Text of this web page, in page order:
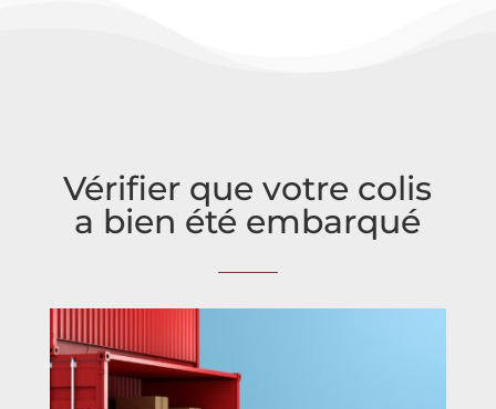
Vérifier que votre colis
a bien été embarqué